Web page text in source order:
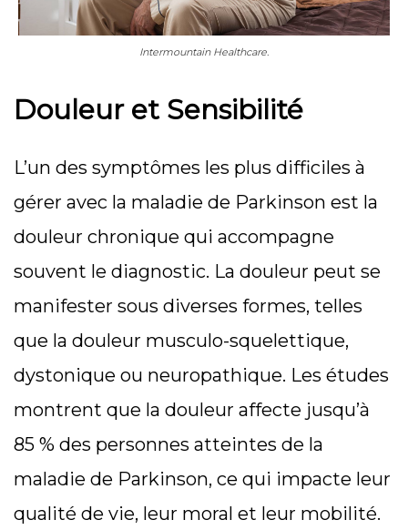
Intermountain Healthcare.
Douleur et Sensibilité
L’un des symptômes les plus difficiles à
gérer avec la maladie de Parkinson est la
douleur chronique qui accompagne
souvent le diagnostic. La douleur peut se
manifester sous diverses formes, telles
que la douleur musculo-squelettique,
dystonique ou neuropathique. Les études
montrent que la douleur affecte jusqu’à
85 % des personnes atteintes de la
maladie de Parkinson, ce qui impacte leur
qualité de vie, leur moral et leur mobilité.